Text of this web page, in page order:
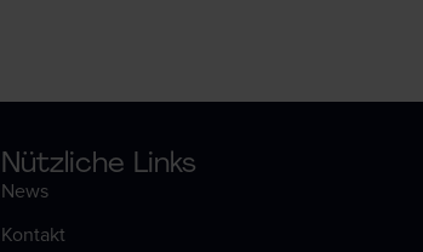
Nützliche Links
News
Kontakt